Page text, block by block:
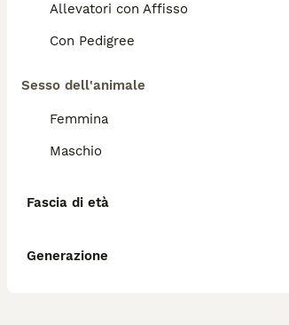
Allevatori con Affisso
Con Pedigree
Sesso dell'animale
Femmina
Maschio
Fascia di età
Generazione